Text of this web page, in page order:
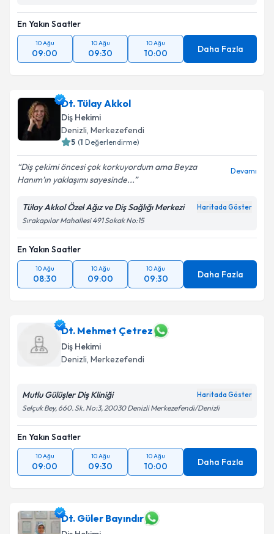
En Yakın Saatler
10 Ağu
09:00
10 Ağu
09:30
10 Ağu
10:00 Daha Fazla
Dt. Tülay Akkol
Diş Hekimi
Denizli, Merkezefendi
5 (1 Değerlendirme)
Diş çekimi öncesi çok korkuyordum ama Beyza
Hanım’ın yaklaşımı sayesinde...
Devamı
Tülay Akkol Özel Ağız ve Diş Sağlığı Merkezi Haritada Göster
Sırakapılar Mahallesi 491 Sokak No:15
En Yakın Saatler
10 Ağu
08:30
10 Ağu
09:00
10 Ağu
09:30 Daha Fazla
Dt. Mehmet Çetrez
Diş Hekimi
Denizli, Merkezefendi
Mutlu Gülüşler Diş Kliniği Haritada Göster
Selçuk Bey, 660. Sk. No:3, 20030 Denizli Merkezefendi/Denizli
En Yakın Saatler
10 Ağu
09:00
10 Ağu
09:30
10 Ağu
10:00 Daha Fazla
Dt. Güler Bayındır